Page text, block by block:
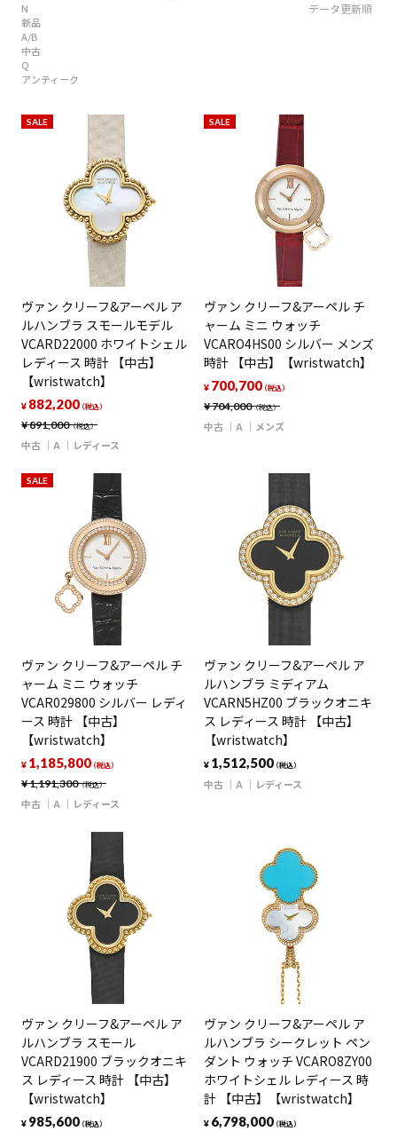
N
新品
A/B
中古
Q
アンティーク
データ更新順
SALE
ヴァン クリーフ&アーペル ア
ルハンブラ スモールモデル
VCARD22000 ホワイトシェル
レディース 時計 【中古】
【wristwatch】
¥891,000（税込）
¥ 882,200（税込）
中古 A レディース
SALE
ヴァン クリーフ&アーペル チ
ャーム ミニ ウォッチ
VCARO4HS00 シルバー メンズ
時計 【中古】【wristwatch】
¥704,000（税込）
¥ 700,700（税込）
中古 A メンズ
SALE
ヴァン クリーフ&アーペル チ
ャーム ミニ ウォッチ
VCAR029800 シルバー レディ
ース 時計 【中古】
【wristwatch】
¥1,191,300（税込）
¥ 1,185,800（税込）
中古 A レディース
ヴァン クリーフ&アーペル ア
ルハンブラ ミディアム
VCARN5HZ00 ブラックオニキ
ス レディース 時計 【中古】
【wristwatch】
¥ 1,512,500（税込）
中古 A レディース
ヴァン クリーフ&アーペル ア
ルハンブラ スモール
VCARD21900 ブラックオニキ
ス レディース 時計 【中古】
【wristwatch】
¥ 985,600（税込）
ヴァン クリーフ&アーペル ア
ルハンブラ シークレット ペン
ダント ウォッチ VCARO8ZY00
ホワイトシェル レディース 時
計 【中古】【wristwatch】
¥ 6,798,000（税込）